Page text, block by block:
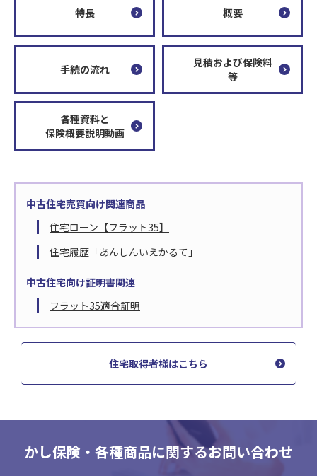
特長 概要
手続の流れ
見積および保険料
等
各種資料と
保険概要説明動画
中古住宅売買向け関連商品
住宅ローン【フラット35】
住宅履歴「あんしんいえかるて」
中古住宅向け証明書関連
フラット35適合証明
住宅取得者様はこちら
かし保険・各種商品に関するお問い合わせ